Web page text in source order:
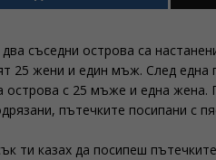
съседни острова са
25 жени и един мъж. След една
острова с 25 мъже и една жена.
пътечките посипани с
ти казах да посипеш